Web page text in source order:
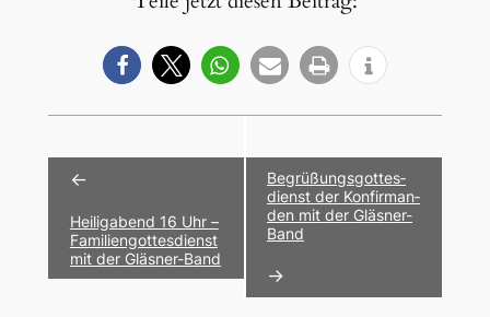
Veranstaltung-
←
Heilig­abend 16 Uhr –
Fami­li­en­got­tes­dienst
mit der Gläs­ner-Band
Begrü­ßungs­got­tes­
dienst der Konfir­man­
den mit der Gläs­ner-
Band
→